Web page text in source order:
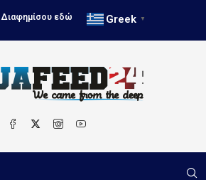
Διαφημίσου εδώ Greek ▼